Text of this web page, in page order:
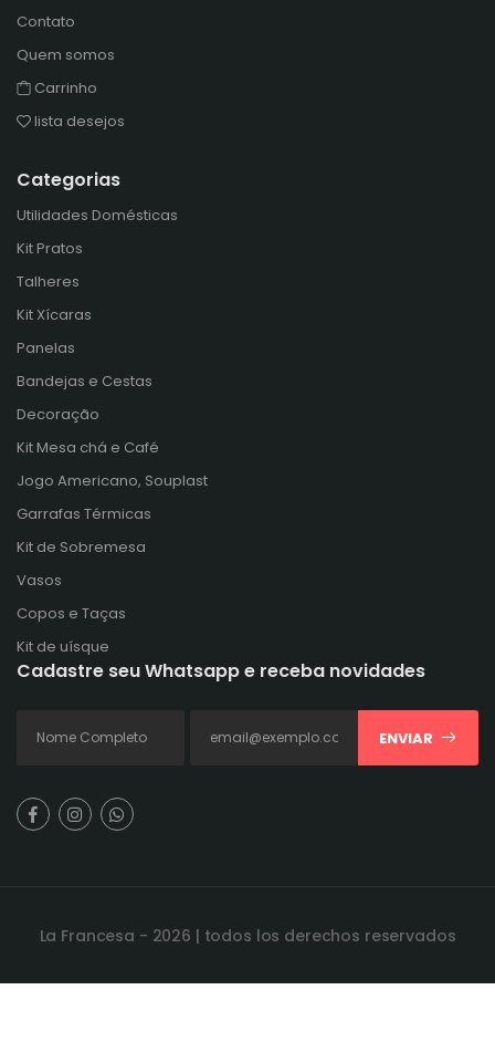
Contato
Quem somos
Carrinho
lista desejos
Categorias
Utilidades Domésticas
Kit Pratos
Talheres
Kit Xícaras
Panelas
Bandejas e Cestas
Decoração
Kit Mesa chá e Café
Jogo Americano, Souplast
Garrafas Térmicas
Kit de Sobremesa
Vasos
Copos e Taças
Kit de uísque
Cadastre seu Whatsapp e receba novidades
ENVIAR
La Francesa - 2026 | todos los derechos reservados